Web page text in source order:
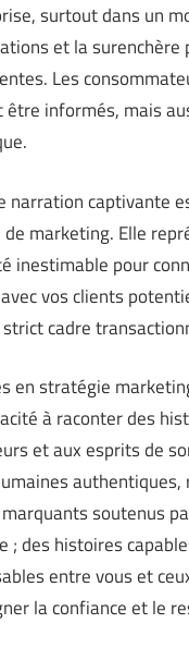
surtout dans un
et la surenchère
Les
être informés, mais
narration captivante
marketing. Elle
inestimable pour
vos clients
cadre
en stratégie
à raconter des
et aux esprits de
authentiques,
soutenus
; des histoires
entre vous et
la confiance et le